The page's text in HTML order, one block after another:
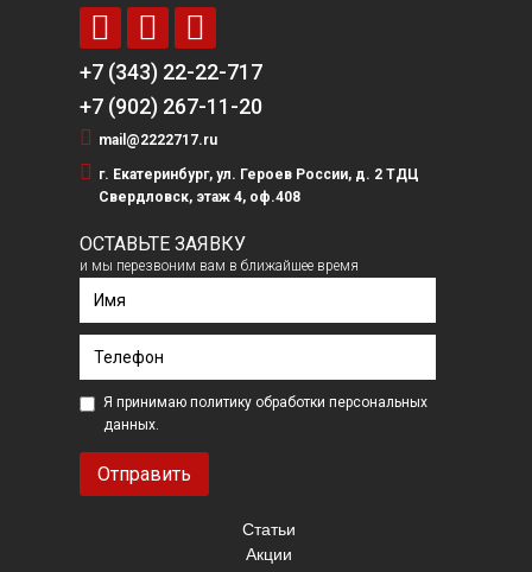
  
+7 (343) 22-22-717
+7 (902) 267-11-20
 mail@2222717.ru

г. Екатеринбург, ул. Героев России, д. 2 ТДЦ
Свердловск, этаж 4, оф.408
ОСТАВЬТЕ ЗАЯВКУ
и мы перезвоним вам в ближайшее время
Я принимаю политикуобработки персональных
данных.
Статьи
Акции